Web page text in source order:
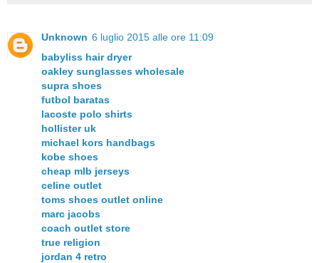
Unknown 6 luglio 2015 alle ore 11:09
babyliss hair dryer
oakley sunglasses wholesale
supra shoes
futbol baratas
lacoste polo shirts
hollister uk
michael kors handbags
kobe shoes
cheap mlb jerseys
celine outlet
toms shoes outlet online
marc jacobs
coach outlet store
true religion
jordan 4 retro